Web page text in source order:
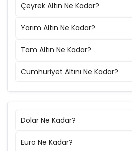
Çeyrek Altın Ne Kadar?
Yarım Altın Ne Kadar?
Tam Altın Ne Kadar?
Cumhuriyet Altını Ne Kadar?
Dolar Ne Kadar?
Euro Ne Kadar?